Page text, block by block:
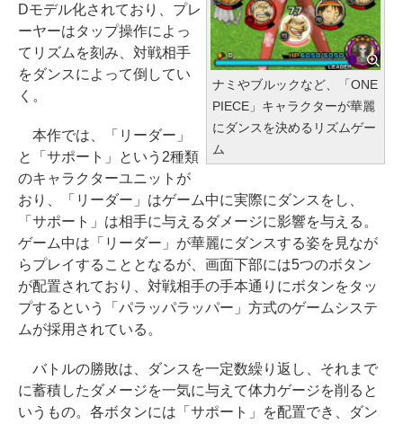
ナミやブルックなど、「ONE
PIECE」キャラクターが華麗
にダンスを決めるリズムゲー
ム
Dモデル化されており、プレ
ーヤーはタップ操作によっ
てリズムを刻み、対戦相手
をダンスによって倒してい
く。
本作では、「リーダー」
と「サポート」という2種類
のキャラクターユニットが
おり、「リーダー」はゲーム中に実際にダンスをし、
「サポート」は相手に与えるダメージに影響を与える。
ゲーム中は「リーダー」が華麗にダンスする姿を見なが
らプレイすることとなるが、画面下部には5つのボタン
が配置されており、対戦相手の手本通りにボタンをタッ
プするという「パラッパラッパー」方式のゲームシステ
ムが採用されている。
バトルの勝敗は、ダンスを一定数繰り返し、それまで
に蓄積したダメージを一気に与えて体力ゲージを削ると
いうもの。各ボタンには「サポート」を配置でき、ダン